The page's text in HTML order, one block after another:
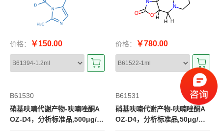
价格： ￥150.00 价格： ￥780.00
B61530
硝基呋喃代谢产物-呋喃唑酮A
OZ-D4，分析标准品,500μg/ml
in methanol
B61531
硝基呋喃代谢产物-呋喃唑酮A
OZ-D4，分析标准品,50μg/ml i
n methanol